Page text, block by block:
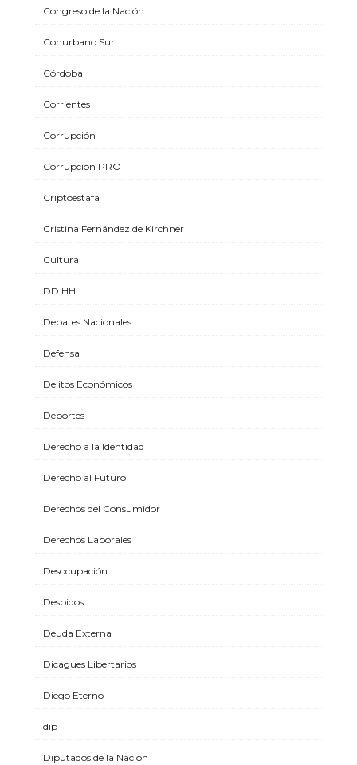
Congreso de la Nación
Conurbano Sur
Córdoba
Corrientes
Corrupción
Corrupción PRO
Criptoestafa
Cristina Fernández de Kirchner
Cultura
DD HH
Debates Nacionales
Defensa
Delitos Económicos
Deportes
Derecho a la Identidad
Derecho al Futuro
Derechos del Consumidor
Derechos Laborales
Desocupación
Despidos
Deuda Externa
Dicagues Libertarios
Diego Eterno
dip
Diputados de la Nación